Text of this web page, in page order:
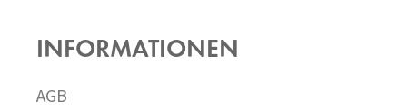
INFORMATIONEN
AGB